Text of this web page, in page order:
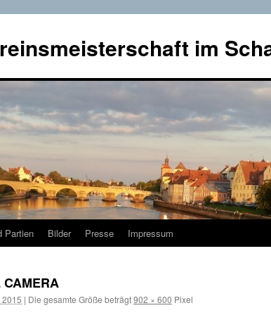
im
Partien Bilder Presse Impressum
CAMERA
| Die gesamte Größe beträgt902 × 600 Pixel